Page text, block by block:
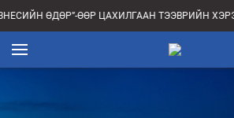
ӨДӨР”-ӨӨР ЦАХИЛГААН ТЭЭВРИЙН